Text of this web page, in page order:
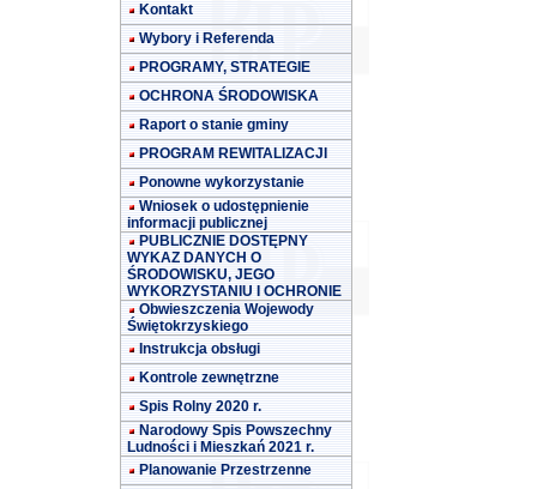
Kontakt
Wybory i Referenda
PROGRAMY, STRATEGIE
OCHRONA ŚRODOWISKA
Raport o stanie gminy
PROGRAM REWITALIZACJI
Ponowne wykorzystanie
Wniosek o udostępnienie
informacji publicznej
PUBLICZNIE DOSTĘPNY
WYKAZ DANYCH O
ŚRODOWISKU, JEGO
WYKORZYSTANIU I OCHRONIE
Obwieszczenia Wojewody
Świętokrzyskiego
Instrukcja obsługi
Kontrole zewnętrzne
Spis Rolny 2020 r.
Narodowy Spis Powszechny
Ludności i Mieszkań 2021 r.
Planowanie Przestrzenne